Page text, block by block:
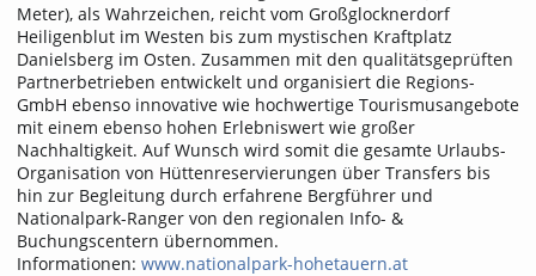
Meter), als Wahrzeichen, reicht vom Großglocknerdorf
Heiligenblut im Westen bis zum mystischen Kraftplatz
Danielsberg im Osten. Zusammen mit den qualitätsgeprüften
Partnerbetrieben entwickelt und organisiert die Regions-
GmbH ebenso innovative wie hochwertige Tourismusangebote
mit einem ebenso hohen Erlebniswert wie großer
Nachhaltigkeit. Auf Wunsch wird somit die gesamte Urlaubs-
Organisation von Hüttenreservierungen über Transfers bis
hin zur Begleitung durch erfahrene Bergführer und
Nationalpark-Ranger von den regionalen Info- &
Buchungscentern übernommen.
Informationen: www.nationalpark-hohetauern.at